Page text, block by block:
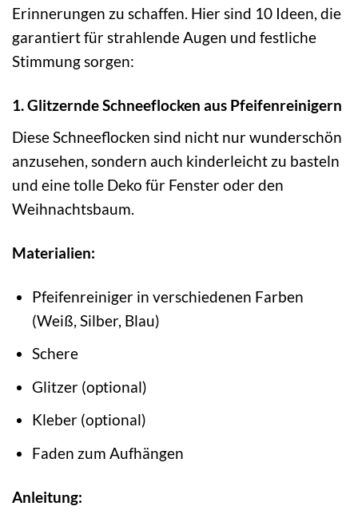
Erinnerungen zu schaffen. Hier sind 10 Ideen, die
garantiert für strahlende Augen und festliche
Stimmung sorgen:
1. Glitzernde Schneeflocken aus Pfeifenreinigern
Diese Schneeflocken sind nicht nur wunderschön
anzusehen, sondern auch kinderleicht zu basteln
und eine tolle Deko für Fenster oder den
Weihnachtsbaum.
Materialien:
Pfeifenreiniger in verschiedenen Farben
(Weiß, Silber, Blau)
Schere
Glitzer (optional)
Kleber (optional)
Faden zum Aufhängen
Anleitung: